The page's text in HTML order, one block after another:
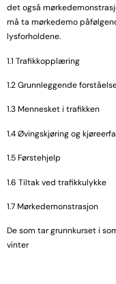
det også
må ta mørkedemo
lysforholdene.
1.1 Trafikkopplæring
1.2 Grunnleggende
1.3 Mennesket i trafikken
1.4 Øvingskjøring og
1.5 Førstehjelp
1.6 Tiltak ved trafikkulykke
1.7 Mørkedemonstrasjon
De som tar grunnkurset i
vinter